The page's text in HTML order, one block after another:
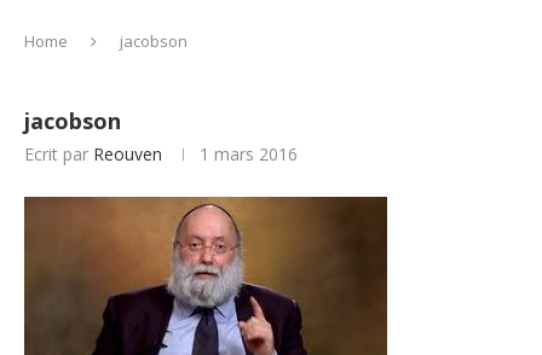
Home jacobson
jacobson
Ecrit par Reouven 1 mars 2016